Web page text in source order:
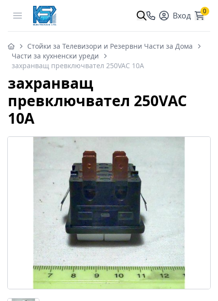
Open menu Вход 0
Стойки за Телевизори и Резервни Части за Дома
Части за кухненски уреди
захранващ превключвател 250VAC 10A
захранващ
превключвател 250VAC
10A